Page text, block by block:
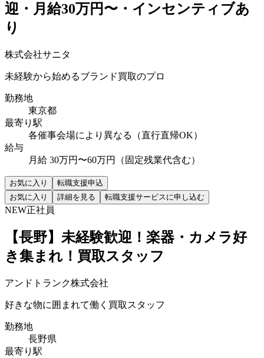
迎・月給30万円〜・インセンティブあ
り
株式会社サニタ
未経験から始めるブランド買取のプロ
勤務地
東京都
最寄り駅
各催事会場により異なる（直行直帰OK）
給与
月給 30万円〜60万円（固定残業代含む）
お気に入り
転職支援申込
お気に入り
詳細を見る 転職支援サービスに申し込む
NEW正社員
【長野】未経験歓迎！楽器・カメラ好
き集まれ！買取スタッフ
アンドトランク株式会社
好きな物に囲まれて働く買取スタッフ
勤務地
長野県
最寄り駅